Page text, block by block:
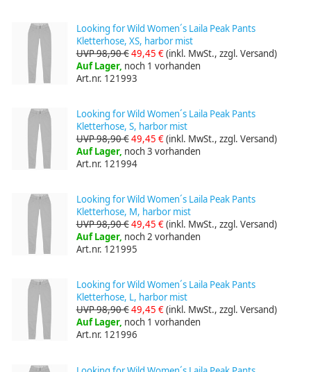
Looking for Wild Women´s Laila Peak Pants
Kletterhose, XS, harbor mist
UVP 98,90 €49,45 €(inkl. MwSt., zzgl. Versand)
Auf Lager, noch 1 vorhanden
Art.nr. 121993
Looking for Wild Women´s Laila Peak Pants
Kletterhose, S, harbor mist
UVP 98,90 €49,45 €(inkl. MwSt., zzgl. Versand)
Auf Lager, noch 3 vorhanden
Art.nr. 121994
Looking for Wild Women´s Laila Peak Pants
Kletterhose, M, harbor mist
UVP 98,90 €49,45 €(inkl. MwSt., zzgl. Versand)
Auf Lager, noch 2 vorhanden
Art.nr. 121995
Looking for Wild Women´s Laila Peak Pants
Kletterhose, L, harbor mist
UVP 98,90 €49,45 €(inkl. MwSt., zzgl. Versand)
Auf Lager, noch 1 vorhanden
Art.nr. 121996